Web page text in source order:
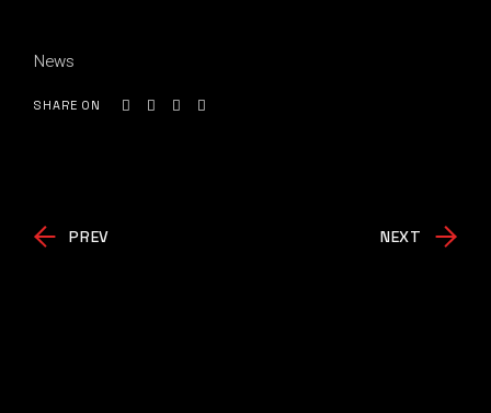
News
SHARE ON
PREV NEXT